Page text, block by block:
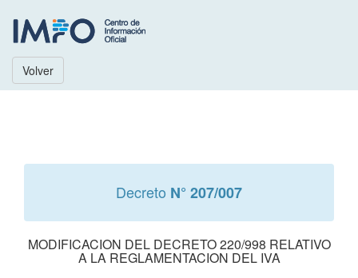
Volver
Decreto N° 207/007
MODIFICACION DEL DECRETO 220/998 RELATIVO
A LA REGLAMENTACION DEL IVA